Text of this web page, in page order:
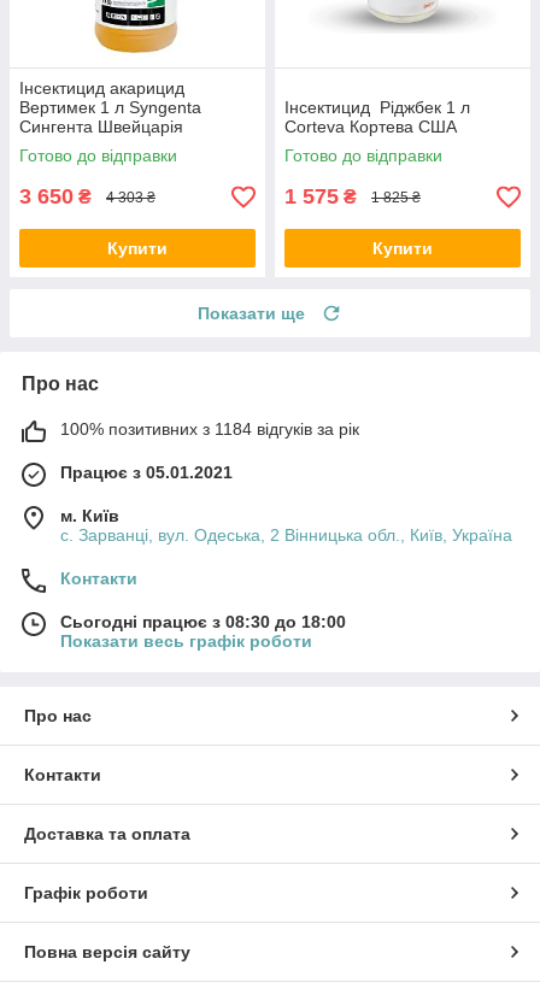
Інсектицид акарицид
Вертимек 1 л Syngenta
Сингента Швейцарія
Готово до відправки
3 650 ₴ 4 303 ₴
Купити
Інсектицид Ріджбек 1 л
Corteva Кортева США
Готово до відправки
1 575 ₴ 1 825 ₴
Купити
Показати ще
Про нас
100% позитивних з 1184 відгуків за рік
Працює з 05.01.2021
м. Київ
с. Зарванці, вул. Одеська, 2 Вінницька обл., Київ, Україна
Контакти
Сьогодні працює з 08:30 до 18:00
Показати весь графік роботи
Про нас
Контакти
Доставка та оплата
Графік роботи
Повна версія сайту